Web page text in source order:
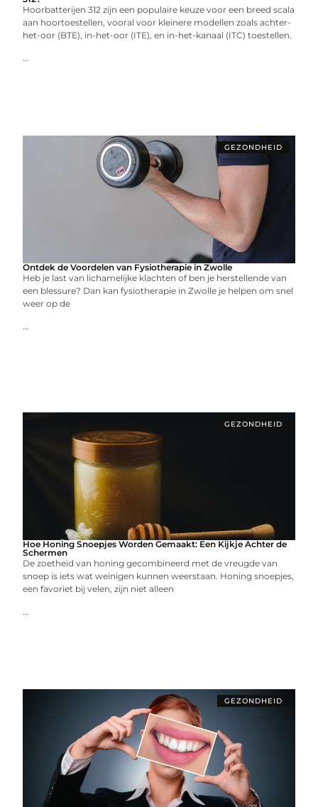
Hoorbatterijen 312 zijn een populaire keuze voor een breed scala
aan hoortoestellen, vooral voor kleinere modellen zoals achter-
het-oor (BTE), in-het-oor (ITE), en in-het-kanaal (ITC) toestellen.
...
GEZONDHEID
Ontdek de Voordelen van Fysiotherapie in Zwolle
Heb je last van lichamelijke klachten of ben je herstellende van
een blessure? Dan kan fysiotherapie in Zwolle je helpen om snel
weer op de
...
GEZONDHEID
Hoe Honing Snoepjes Worden Gemaakt: Een Kijkje Achter de
Schermen
De zoetheid van honing gecombineerd met de vreugde van
snoep is iets wat weinigen kunnen weerstaan. Honing snoepjes,
een favoriet bij velen, zijn niet alleen
...
GEZONDHEID